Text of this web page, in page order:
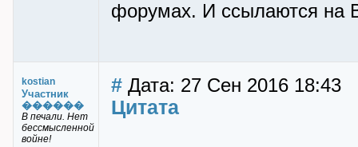
форумах. И ссылаются на
kostian
Участник
������
В печали. Нет
бессмысленной
войне!
# Дата: 27 Сен 2016 18:43
Цитата